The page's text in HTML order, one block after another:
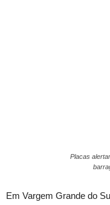
Placas
Em Vargem Grande do